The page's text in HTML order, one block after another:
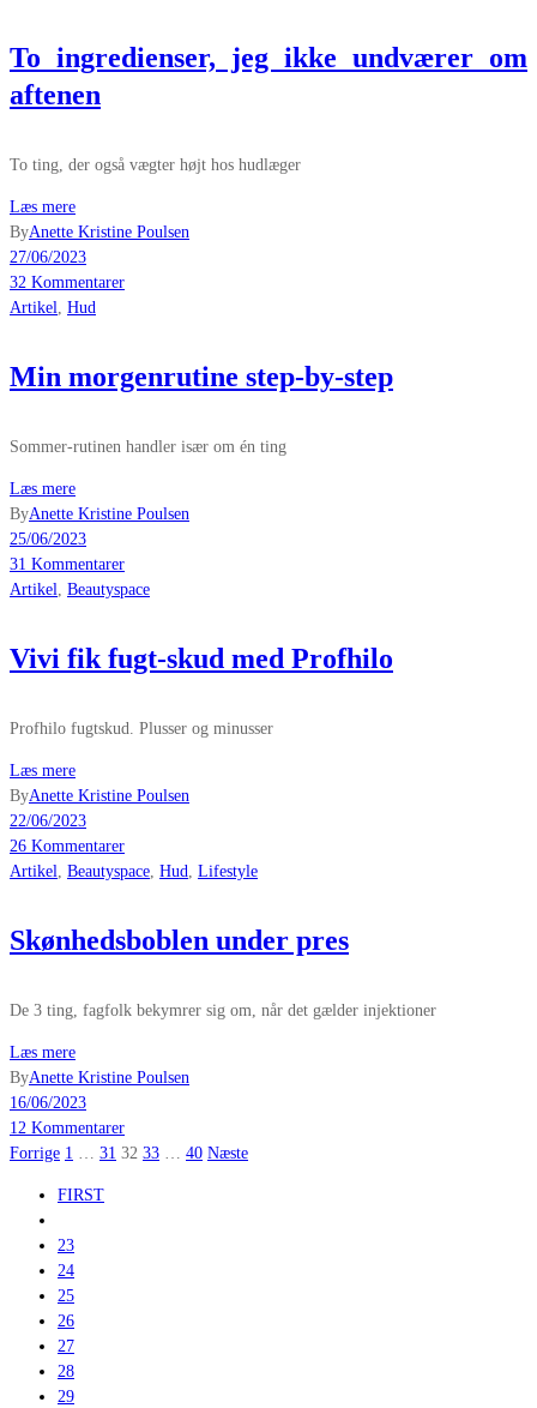
To ingredienser, jeg ikke undværer om
aftenen
To ting, der også vægter højt hos hudlæger
Læs mere
ByAnette Kristine Poulsen
27/06/2023
32 Kommentarer
Artikel, Hud
Min morgenrutine step-by-step
Sommer-rutinen handler især om én ting
Læs mere
ByAnette Kristine Poulsen
25/06/2023
31 Kommentarer
Artikel
Beautyspace
Vivi fik fugt-skud med Profhilo
Profhilo fugtskud. Plusser og minusser
Læs mere
ByAnette Kristine Poulsen
22/06/2023
26 Kommentarer
Artikel
Beautyspace Hud Lifestyle
Skønhedsboblen under pres
De 3 ting, fagfolk bekymrer sig om, når det gælder injektioner
Læs mere
ByAnette Kristine Poulsen
16/06/2023
12 Kommentarer
Indlægsinddeling
Forrige 1 31 32 33 40 Næste
FIRST
23
24
25
26
27
28
29